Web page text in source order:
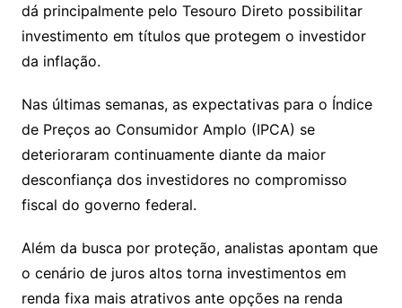
dá principalmente pelo Tesouro Direto possibilitar
investimento em títulos que protegem o investidor
da inflação.
Nas últimas semanas, as expectativas para o Índice
de Preços ao Consumidor Amplo (IPCA) se
deterioraram continuamente diante da maior
desconfiança dos investidores no compromisso
fiscal do governo federal.
Além da busca por proteção, analistas apontam que
o cenário de juros altos torna investimentos em
renda fixa mais atrativos ante opções na renda